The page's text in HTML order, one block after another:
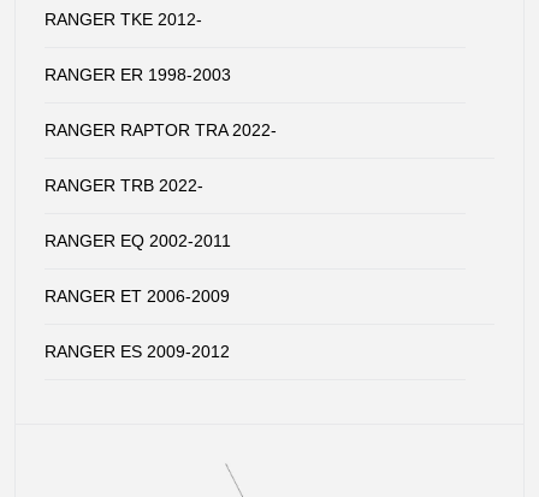
RANGER TKE 2012-
RANGER ER 1998-2003
RANGER RAPTOR TRA 2022-
RANGER TRB 2022-
RANGER EQ 2002-2011
RANGER ET 2006-2009
RANGER ES 2009-2012